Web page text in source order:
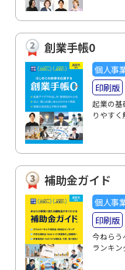
創業手帳0
個人事
印刷版
起業の
りやすく
補助金ガイド
個人事
印刷版
今ねらう
ランキ